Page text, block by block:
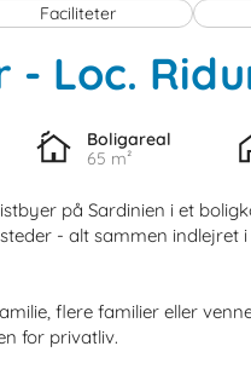
Faciliteter
- Loc.
Boligareal
65 m²
på Sardinien i et
- alt sammen indlejret
flere familier eller
for privatliv.